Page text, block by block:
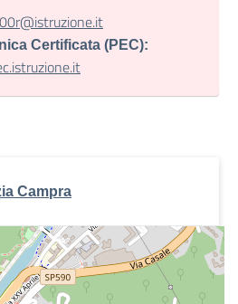
Certificata (PEC):
Campra